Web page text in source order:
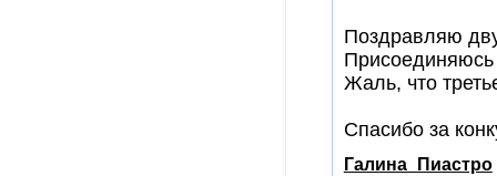
Поздравляю
Присоединяюсь
Жаль, что
Спасибо за
Галина_Пиастро